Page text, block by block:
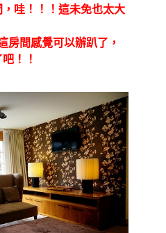
哇！！！這未免也太大
房間感覺可以辦趴了，
！！